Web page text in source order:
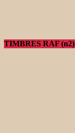
TIMBRES RAF (n2)